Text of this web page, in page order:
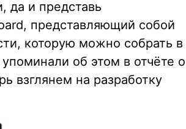
да и представь
представляющий собой
которую можно собрать в
об этом в отчёте о
взглянем на разработку